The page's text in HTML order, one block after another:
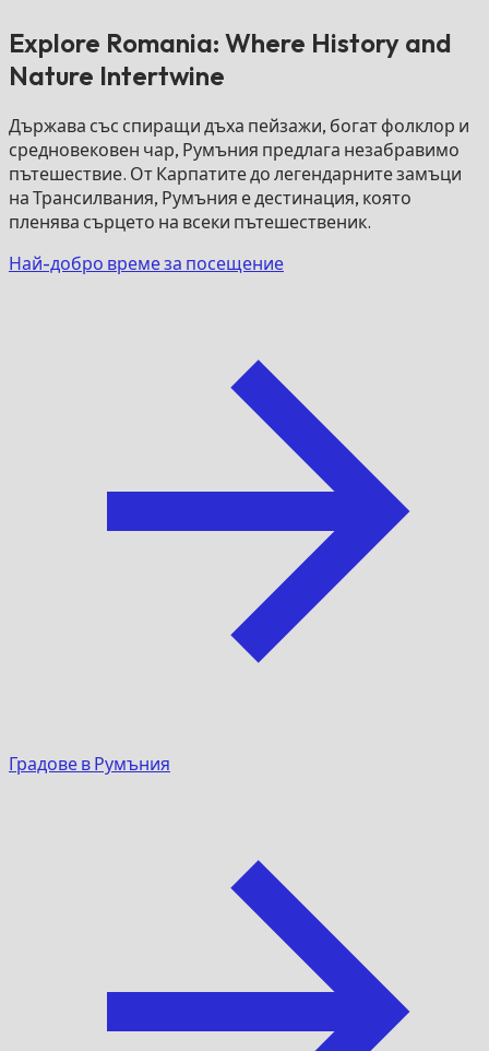
Explore Romania: Where History and
Nature Intertwine
Държава със спиращи дъха пейзажи, богат фолклор и
средновековен чар, Румъния предлага незабравимо
пътешествие. От Карпатите до легендарните замъци
на Трансилвания, Румъния е дестинация, която
пленява сърцето на всеки пътешественик.
Най-добро време за посещение
Градове в Румъния